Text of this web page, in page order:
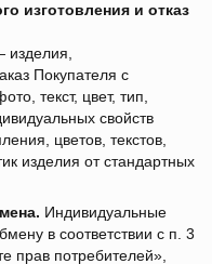
изготовления и отказ
изделия,
Покупателя с
текст, цвет, тип,
свойств
цветов, текстов,
изделия от стандартных
Индивидуальные
в соответствии с п. 3
прав потребителей»,